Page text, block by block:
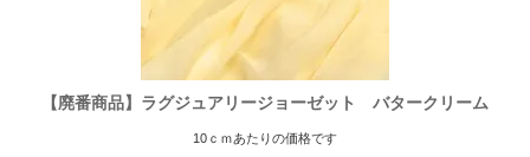
【廃番商品】ラグジュアリージョーゼット バタークリーム
10ｃｍあたりの価格です